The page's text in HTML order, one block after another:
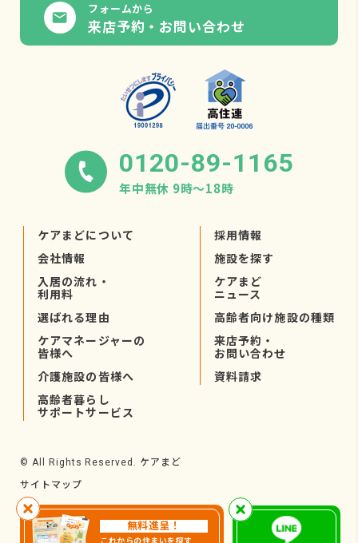
無料進呈！
これからの住まいを探す
フォームから
来店予約・お問い合わせ
0120-89-1165
年中無休 9時〜18時
ケアまどについて
会社情報
入居の流れ・
利用料
選ばれる理由
ケアマネージャーの
皆様へ
介護施設の皆様へ
高齢者暮らし
サポートサービス
採用情報
施設を探す
ケアまど
ニュース
高齢者向け施設の種類
来店予約・
お問い合わせ
資料請求
© All Rights Reserved. ケアまど
サイトマップ